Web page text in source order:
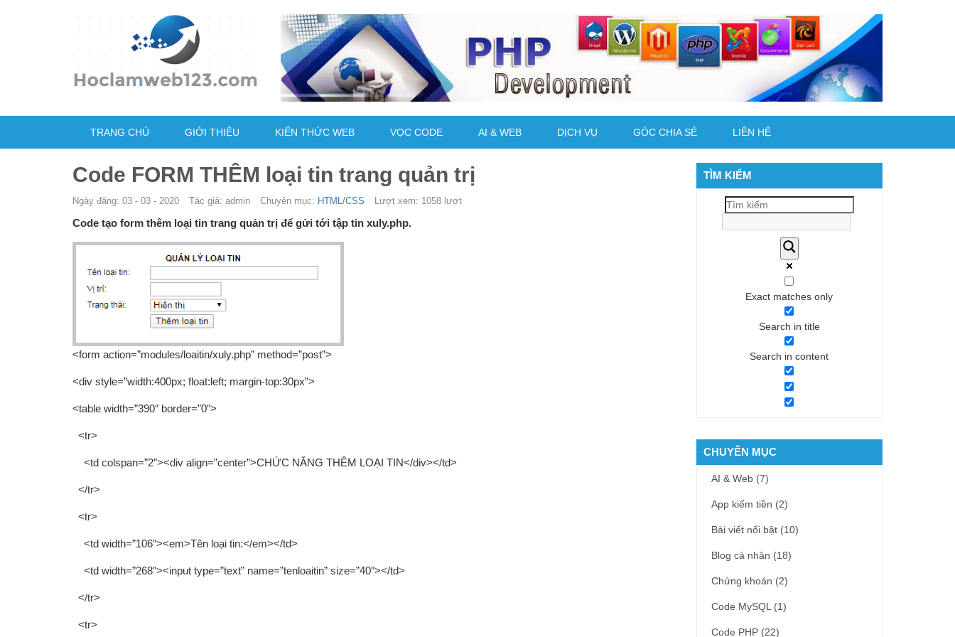
TRANG CHỦ GIỚI THIỆU KIẾN THỨC WEB VỌC CODE AI & WEB DỊCH VỤ GÓC CHIA SẺ LIÊN HỆ
Code FORM THÊM loại tin trang quản trị
Ngày đăng: 03 - 03 - 2020 Tác giả: admin Chuyên mục: HTML/CSS Lượt xem: 1058 lượt
Code tạo form thêm loại tin trang quản trị để gửi tới tập tin xuly.php.
<form action=”modules/loaitin/xuly.php” method=”post”>
<div style=”width:400px; float:left; margin-top:30px”>
<table width=”390″ border=”0″>
<tr>
<td colspan=”2″><div align=”center”>CHỨC NĂNG THÊM LOẠI TIN</div></td>
</tr>
<tr>
<td width=”106″><em>Tên loại tin:</em></td>
<td width=”268″><input type=”text” name=”tenloaitin” size=”40″></td>
</tr>
<tr>
TÌM KIẾM
Exact matches only
Search in title
Search in content
CHUYÊN MỤC
AI & Web (7)
App kiếm tiền (2)
Bài viết nổi bật (10)
Blog cá nhân (18)
Chứng khoán (2)
Code MySQL (1)
Code PHP (22)